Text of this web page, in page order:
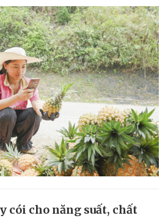
cói cho năng suất, chất